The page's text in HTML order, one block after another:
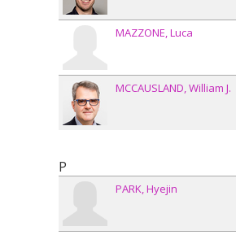
MAZZONE Luca
MCCAUSLAND William J.
P
PARK Hyejin